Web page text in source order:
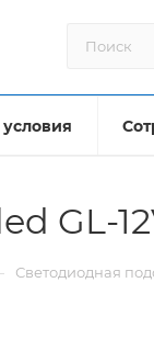
GL-
Светодиодная